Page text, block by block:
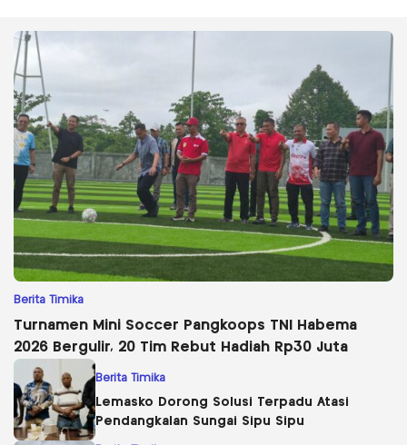
Berita Timika
Turnamen Mini Soccer Pangkoops TNI Habema
2026 Bergulir, 20 Tim Rebut Hadiah Rp30 Juta
Berita Timika
Lemasko Dorong Solusi Terpadu Atasi
Pendangkalan Sungai Sipu Sipu